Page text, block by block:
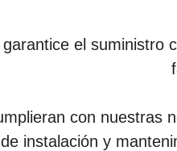
el
con nuestras
instalación y